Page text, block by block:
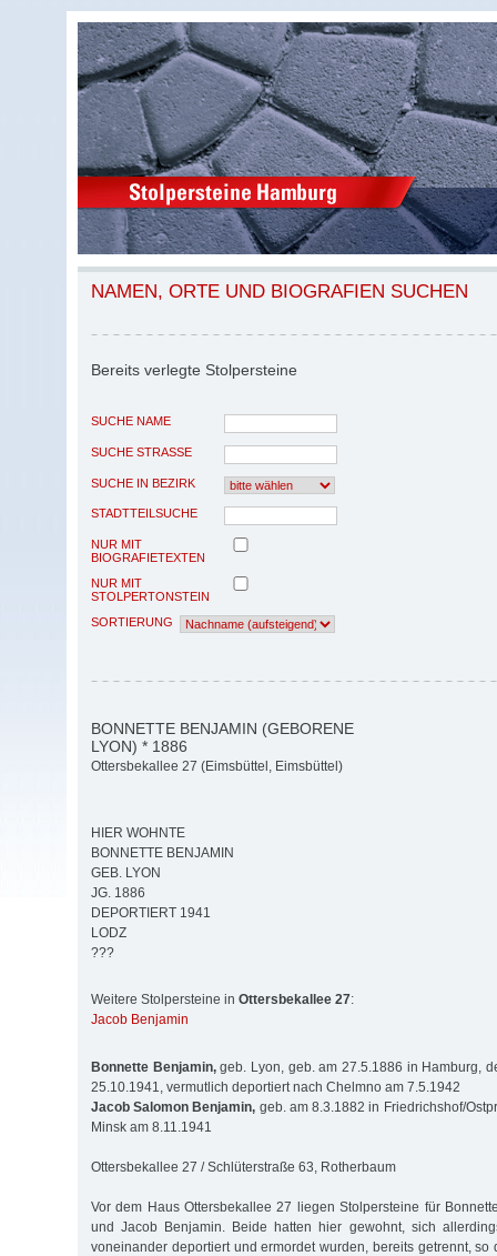
NAMEN, ORTE UND BIOGRAFIEN SUCHEN
Bereits verlegte Stolpersteine
SUCHE NAME
SUCHE STRASSE
SUCHE IN BEZIRK
STADTTEILSUCHE
NUR MIT
BIOGRAFIETEXTEN
NUR MIT
STOLPERTONSTEIN
SORTIERUNG
BONNETTE BENJAMIN (GEBORENE
LYON) * 1886
Ottersbekallee 27 (Eimsbüttel, Eimsbüttel)
HIER WOHNTE
BONNETTE BENJAMIN
GEB. LYON
JG. 1886
DEPORTIERT 1941
LODZ
???
Weitere Stolpersteine in Ottersbekallee 27:
Jacob Benjamin
Bonnette Benjamin,geb. Lyon, geb. am 27.5.1886 in Hamburg,
25.10.1941, vermutlich deportiert nach Chelmno am 7.5.1942
Jacob Salomon Benjamin, geb. am 8.3.1882 in Friedrichshof/
Minsk am 8.11.1941
Ottersbekallee 27 / Schlüterstraße 63, Rotherbaum
Vor dem Haus Ottersbekallee 27 liegen Stolpersteine für
und Jacob Benjamin. Beide hatten hier gewohnt, sich
voneinander deportiert und ermordet wurden, bereits getrennt, so